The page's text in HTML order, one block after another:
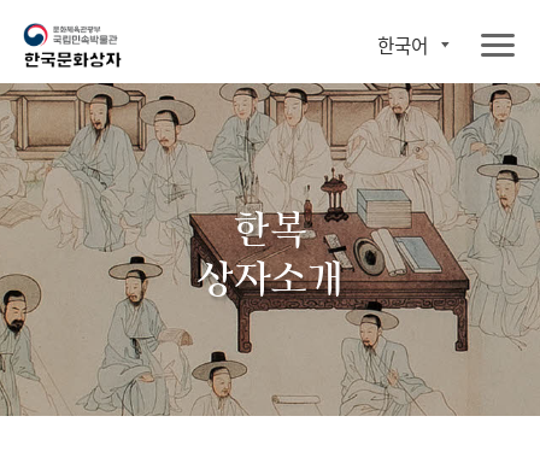
한국어
한복
상자소개